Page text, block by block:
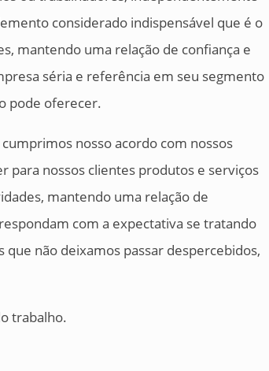
considerado indispensável que é o
mantendo uma relação de confiança e
séria e referência em seu segmento
pode oferecer.
nosso acordo com nossos
para nossos clientes produtos e serviços
mantendo uma relação de
com a expectativa se tratando
não deixamos passar despercebidos,
trabalho.